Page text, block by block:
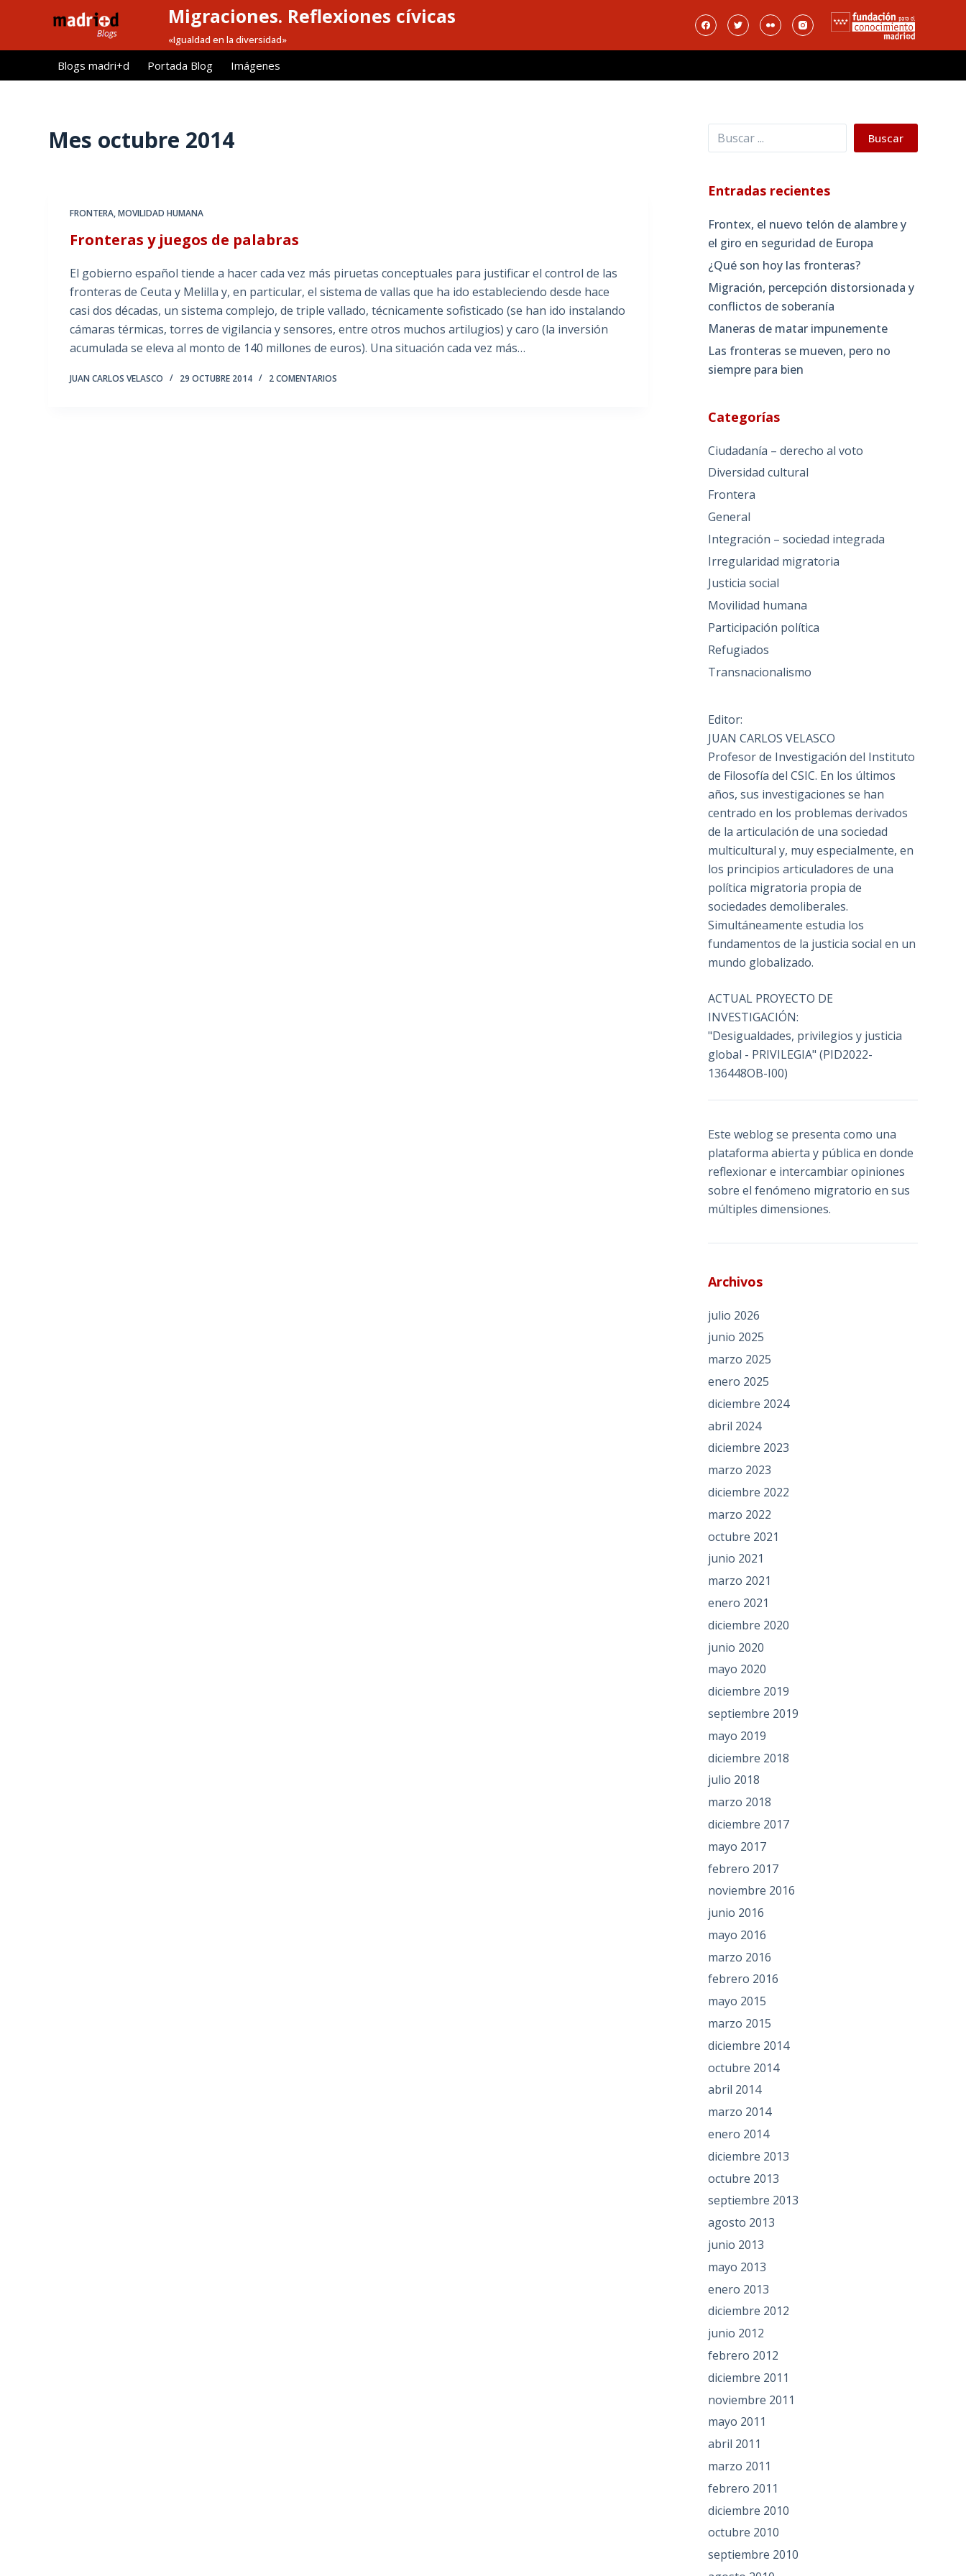
l
Migraciones. Reflexiones cívicas
«Igualdad en la diversidad»
Blogs madri+d Portada Blog Imágenes
Mes octubre 2014
FRONTERA,MOVILIDAD HUMANA
Fronteras y juegos de palabras
El gobierno español tiende a hacer cada vez más piruetas conceptuales para justificar el control de las
fronteras de Ceuta y Melilla y, en particular, el sistema de vallas que ha ido estableciendo desde hace
casi dos décadas, un sistema complejo, de triple vallado, técnicamente sofisticado (se han ido instalando
cámaras térmicas, torres de vigilancia y sensores, entre otros muchos artilugios) y caro (la inversión
acumulada se eleva al monto de 140 millones de euros). Una situación cada vez más…
JUAN CARLOS VELASCO 29 OCTUBRE 2014 2 COMENTARIOS
Buscar Buscar
Entradas recientes
Frontex, el nuevo telón de alambre y
el giro en seguridad de Europa
¿Qué son hoy las fronteras?
Migración, percepción distorsionada y
conflictos de soberanía
Maneras de matar impunemente
Las fronteras se mueven, pero no
siempre para bien
Categorías
Ciudadanía – derecho al voto
Diversidad cultural
Frontera
General
Integración – sociedad integrada
Irregularidad migratoria
Justicia social
Movilidad humana
Participación política
Refugiados
Transnacionalismo
Editor:
JUAN CARLOS VELASCO
Profesor de Investigación del Instituto
de Filosofía del CSIC. En los últimos
años, sus investigaciones se han
centrado en los problemas derivados
de la articulación de una sociedad
multicultural y, muy especialmente, en
los principios articuladores de una
política migratoria propia de
sociedades demoliberales.
Simultáneamente estudia los
fundamentos de la justicia social en un
mundo globalizado.
ACTUAL PROYECTO DE
INVESTIGACIÓN:
"Desigualdades, privilegios y justicia
global - PRIVILEGIA" (PID2022-
136448OB-I00)
Este weblog se presenta como una
plataforma abierta y pública en donde
reflexionar e intercambiar opiniones
sobre el fenómeno migratorio en sus
múltiples dimensiones.
Archivos
julio 2026
junio 2025
marzo 2025
enero 2025
diciembre 2024
abril 2024
diciembre 2023
marzo 2023
diciembre 2022
marzo 2022
octubre 2021
junio 2021
marzo 2021
enero 2021
diciembre 2020
junio 2020
mayo 2020
diciembre 2019
septiembre 2019
mayo 2019
diciembre 2018
julio 2018
marzo 2018
diciembre 2017
mayo 2017
febrero 2017
noviembre 2016
junio 2016
mayo 2016
marzo 2016
febrero 2016
mayo 2015
marzo 2015
diciembre 2014
octubre 2014
abril 2014
marzo 2014
enero 2014
diciembre 2013
octubre 2013
septiembre 2013
agosto 2013
junio 2013
mayo 2013
enero 2013
diciembre 2012
junio 2012
febrero 2012
diciembre 2011
noviembre 2011
mayo 2011
abril 2011
marzo 2011
febrero 2011
diciembre 2010
octubre 2010
septiembre 2010